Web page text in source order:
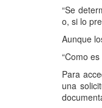
“Se
o, si lo
Aunque
“Como
Para
una